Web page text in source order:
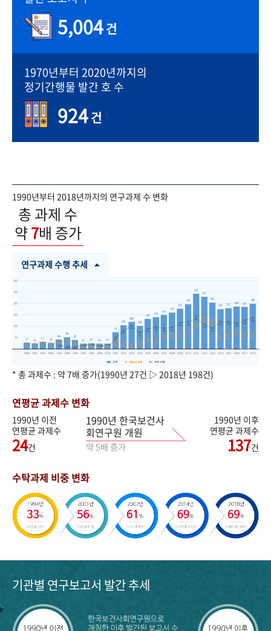
5,004건
1970년부터 2020년까지의
정기간행물 발간 호 수
924건
1990년부터 2018년까지의 연구과제 수 변화
총 과제 수
약7배 증가
연구과제 수행 추세
* 총 과제수 : 약 7배 증가(1990년 27건 ▷ 2018년 198건)
연평균 과제수 변화
1990년 이전
연평균 과제수
24건
1990년 한국보건사
회연구원 개원
약 5배 증가
1990년 이후
연평균 과제수
137건
수탁과제 비중 변화
기관별 연구보고서 발간 추세